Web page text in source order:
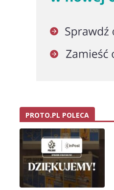
PROTO.PL POLECA